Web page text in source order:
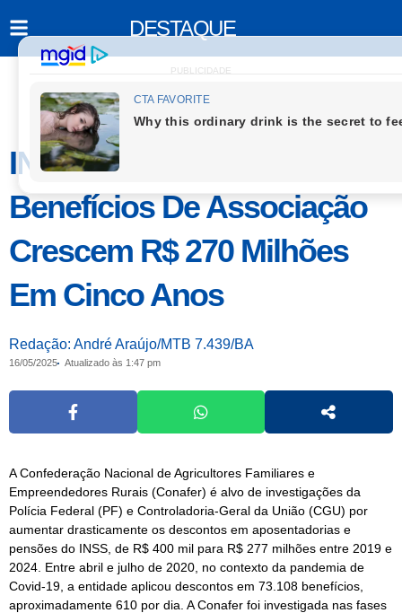
DESTAQUE
PUBLICIDADE
INSS: Descontos Em
Benefícios De Associação
Crescem R$ 270 Milhões
Em Cinco Anos
Redação: André Araújo/MTB 7.439/BA
16/05/2025 Atualizado às 1:47 pm
A Confederação Nacional de Agricultores Familiares e
Empreendedores Rurais (Conafer) é alvo de investigações da
Polícia Federal (PF) e Controladoria-Geral da União (CGU) por
aumentar drasticamente os descontos em aposentadorias e
pensões do INSS, de R$ 400 mil para R$ 277 milhões entre 2019 e
2024. Entre abril e julho de 2020, no contexto da pandemia de
Covid-19, a entidade aplicou descontos em 73.108 benefícios,
aproximadamente 610 por dia. A Conafer foi investigada nas fases